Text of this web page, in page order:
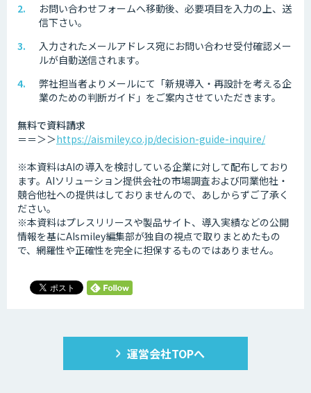
お問い合わせフォームへ移動後、必要項目を入力の上、送
信下さい。
入力されたメールアドレス宛にお問い合わせ受付確認メー
ルが自動送信されます。
弊社担当者よりメールにて「新規導入・再設計を考える企
業のための判断ガイド」をご案内させていただきます。
無料で資料請求
＝＝＞＞https://aismiley.co.jp/decision-guide-inquire/
※本資料はAIの導入を検討している企業に対して配布しており
ます。AIソリューション提供会社の市場調査および同業他社・
競合他社への提供はしておりませんので、あしからずご了承く
ださい。
※本資料はプレスリリースや製品サイト、導入実績などの公開
情報を基にAIsmiley編集部が独自の視点で取りまとめたもの
で、網羅性や正確性を完全に担保するものではありません。
運営会社TOPへ